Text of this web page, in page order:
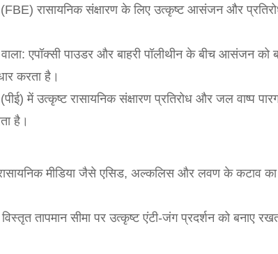
(FBE) रासायनिक संक्षारण के लिए उत्कृष्ट आसंजन और
एपॉक्सी पाउडर और बाहरी पॉलीथीन के बीच आसंजन
करता है।
(पीई) में उत्कृष्ट रासायनिक संक्षारण प्रतिरोध और जल वाष्प
है।
रासायनिक मीडिया जैसे एसिड, अल्कलिस और लवण के कटाव का
तापमान सीमा पर उत्कृष्ट एंटी-जंग प्रदर्शन को बनाए